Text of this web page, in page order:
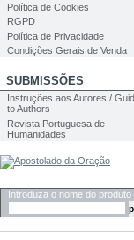
Política de Cookies
RGPD
Política de Privacidade
Condições Gerais de Venda
SUBMISSÕES
Instruções aos Autores /
to Authors
Revista Portuguesa de
Humanidades
Introduza o nome do produto